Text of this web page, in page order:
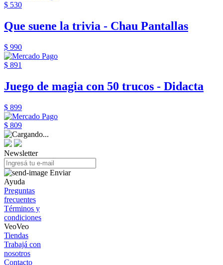
$ 530
Que suene la trivia - Chau Pantallas
$ 990
$ 891
Juego de magia con 50 trucos - Didacta
$ 899
$ 809
Newsletter
Enviar
Ayuda
Preguntas
frecuentes
Términos y
condiciones
VeoVeo
Tiendas
Trabajá con
nosotros
Contacto